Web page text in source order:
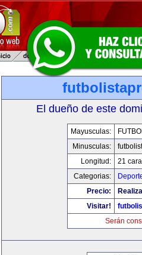
El dueño de este
Mayusculas:
Minusculas:
Longitud:
21
Categorias:
Precio:
Visitar!
Serán